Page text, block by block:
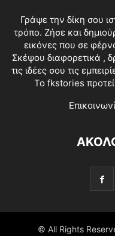
Γράψε την δίκη σου
τρόπο. Ζήσε και
εικόνες που σε
Σκέψου διαφορετικά ,
τις ιδέες σου τις
Το fkstories
© All Rights